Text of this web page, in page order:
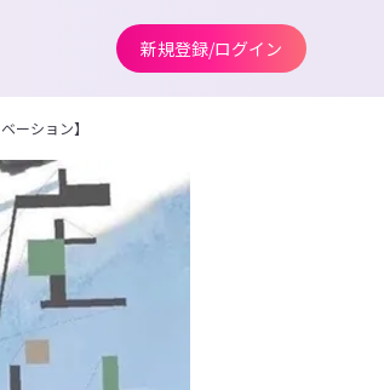
新規登録/ログイン
ーション】